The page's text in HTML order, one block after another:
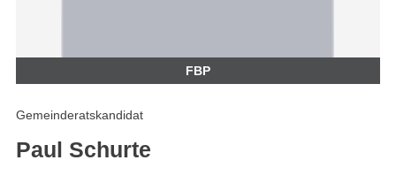
FBP
Gemeinderatskandidat
Paul Schurte